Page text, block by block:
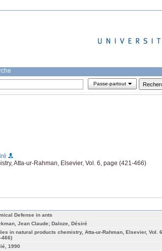
Passe-partout
Atta-ur-Rahman, Elsevier, Vol. 6, page (421-466)
Defense in ants
Jean Claude; Daloze, Désiré
in natural products chemistry, Atta-ur-Rahman, Elsevier, Vol.
466)
1990